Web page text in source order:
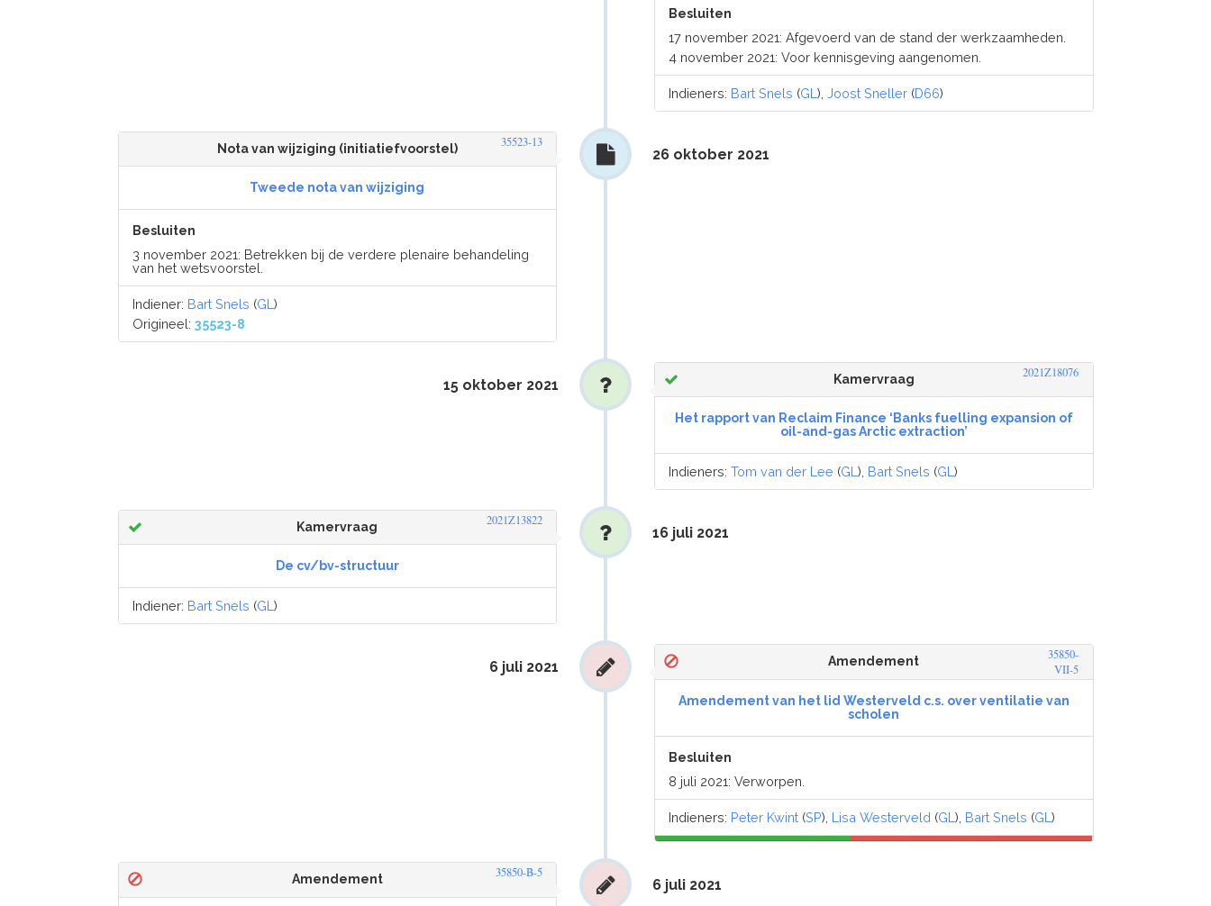
Besluiten
17 november 2021: Afgevoerd van de stand der werkzaamheden.
4 november 2021: Voor kennisgeving aangenomen.
Indieners: Bart Snels (GL),Joost Sneller (D66)
Nota van wijziging (initiatiefvoorstel) 35523-13
Tweede nota van wijziging
Besluiten
3 november 2021: Betrekken bij de verdere plenaire behandeling
van het wetsvoorstel.
Indiener: Bart Snels (GL )
Origineel: 35523-8
26 oktober 2021
Kamervraag 2021Z18076
Het rapport van Reclaim Finance ‘Banks fuelling expansion of
oil-and-gas Arctic extraction’
Indieners:Tom van der Lee (GL), Bart Snels (GL)
15 oktober 2021
Kamervraag 2021Z13822
De cv/bv-structuur
Indiener: Bart Snels (GL )
16 juli 2021
Amendement
35850-
VII-5
Amendement van het lid Westerveld c.s. over ventilatie van
scholen
Besluiten
8 juli 2021: Verworpen.
Indieners: Peter Kwint (SP), Lisa Westerveld (GL), Bart Snels (GL)
6 juli 2021
Amendement 35850-B-5
6 juli 2021